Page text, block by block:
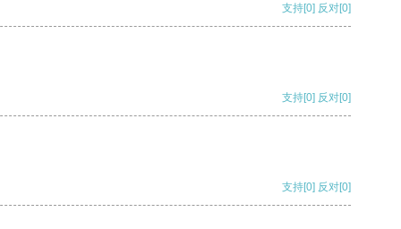
支持[0] 反对[0]
支持[0] 反对[0]
支持[0] 反对[0]